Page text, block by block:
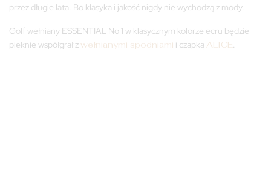
przez długie lata. Bo klasyka i jakość nigdy nie wychodzą z mody.
Golf wełniany ESSENTIAL No 1 w klasycznym kolorze ecru będzie
pięknie współgrał z wełnianymi spodniami i czapką ALICE .